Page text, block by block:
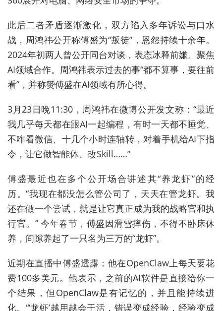
此后二者矛盾逐渐激化，双方陷入多年诉讼与口水
战，周鸿祎公开称傅盛为“叛徒”，恩怨持续十余年。
2024年初两人曾公开同台对谈，表态冰释前嫌、聚焦
AI领域合作。周鸿祎表示过去的事“都不算事，要往前
看”，并称赞傅盛在AI领域有所心得。
3月23日晚11:30 ，周鸿祎在微博公开发文称：“最近
我几乎每天都在跟AI一起编程，有时一天都不睡觉、
不咋看微信、十几个小时连轴转，对着手机给AI下指
令，让它做智能体、改Skill……”
傅盛最近也在多个公开场合讲述其“养龙虾”的经
历。“我现在都没怎么管公司了，天天在管龙虾。我
还在做一个尝试，就是让它真正成为我的战略官和执
行官。 ” 今年春节，傅盛因滑雪摔伤，不得不卧床休
养，间隙养起了一只名为三万的“龙虾”。
近期在直播中傅盛透露：他在OpenClaw上每天要花
费100多美元。他表示，之前的AI软件是直接给你一
个结果，但 OpenClaw是有记忆的，并且能持续进
化。 “‘龙虾’越用越会干活，错误变成经验，经验变成